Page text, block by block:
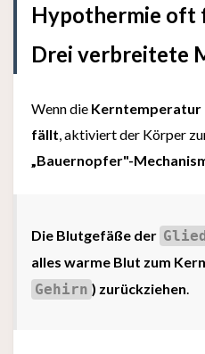
Hypothermie oft
Drei verbreitete
Wenn die Kerntemperatur
fällt, aktiviert der Körper
„Bauernopfer"-
Die Blutgefäße der
alles warme Blut zum
Gehirn ) zurückziehen.